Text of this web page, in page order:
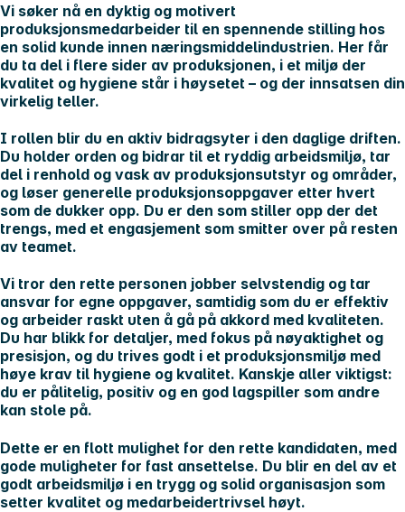
Vi søker nå en dyktig og motivert
produksjonsmedarbeider til en spennende stilling hos
en solid kunde innen næringsmiddelindustrien. Her får
du ta del i flere sider av produksjonen, i et miljø der
kvalitet og hygiene står i høysetet – og der innsatsen din
virkelig teller.
I rollen blir du en aktiv bidragsyter i den daglige driften.
Du holder orden og bidrar til et ryddig arbeidsmiljø, tar
del i renhold og vask av produksjonsutstyr og områder,
og løser generelle produksjonsoppgaver etter hvert
som de dukker opp. Du er den som stiller opp der det
trengs, med et engasjement som smitter over på resten
av teamet.
Vi tror den rette personen jobber selvstendig og tar
ansvar for egne oppgaver, samtidig som du er effektiv
og arbeider raskt uten å gå på akkord med kvaliteten.
Du har blikk for detaljer, med fokus på nøyaktighet og
presisjon, og du trives godt i et produksjonsmiljø med
høye krav til hygiene og kvalitet. Kanskje aller viktigst:
du er pålitelig, positiv og en god lagspiller som andre
kan stole på.
Dette er en flott mulighet for den rette kandidaten, med
gode muligheter for fast ansettelse. Du blir en del av et
godt arbeidsmiljø i en trygg og solid organisasjon som
setter kvalitet og medarbeidertrivsel høyt.